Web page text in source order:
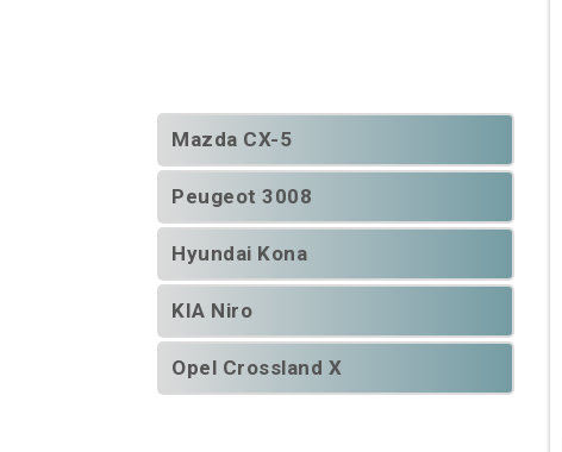
Mazda CX-5
Peugeot 3008
Hyundai Kona
KIA Niro
Opel Crossland X